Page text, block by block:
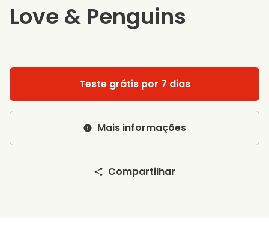
Love & Penguins
Teste grátis por 7 dias
Mais informações
Compartilhar